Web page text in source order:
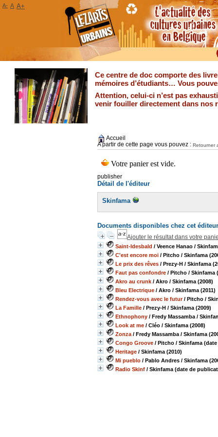
Ce centre de doc comporte des
mémoires d’étudiants… Vous
Attention, celui-ci n’est pas
venir fouiller directement dans nos
Accueil
A partir de cette page vous pouvez : Retourner
publisher
Détail de l'éditeur
Skinfama
Documents disponibles chez cet éditeur
Ajouter le résultat dans votre
Saint-Idesbald / Veence Hanao /
C'est encore moi / Pitcho / Skinfama
Le prix des rêves / Prezy-H / Skinfama
Faut pas confondre / Pitcho / Skinfama
Akro au crunk / Akro / Skinfama (2008)
Bleu Electrique / Akro / Skinfama (2011)
Rendez-vous avec le futur/ Pitcho /
La Famille / Prezy-H / Skinfama (2009)
Ethnophony / Fredy Massamba /
Look at me / Cléo / Skinfama (2008)
Zonza / Fredy Massamba / Skinfama
Congo Groove / Pitcho / Skinfama
Heritage / Skinfama (2010)
Mi pueblo / Pablo Andres / Skinfama
Radio Skinf / Skinfama (date de
A- A A+